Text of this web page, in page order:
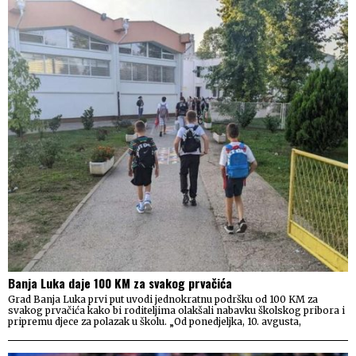
Banja Luka daje 100 KM za svakog prvačića
Grad Banja Luka prvi put uvodi jednokratnu podršku od 100 KM za
svakog prvačića kako bi roditeljima olakšali nabavku školskog pribora i
pripremu djece za polazak u školu. „Od ponedjeljka, 10. avgusta,